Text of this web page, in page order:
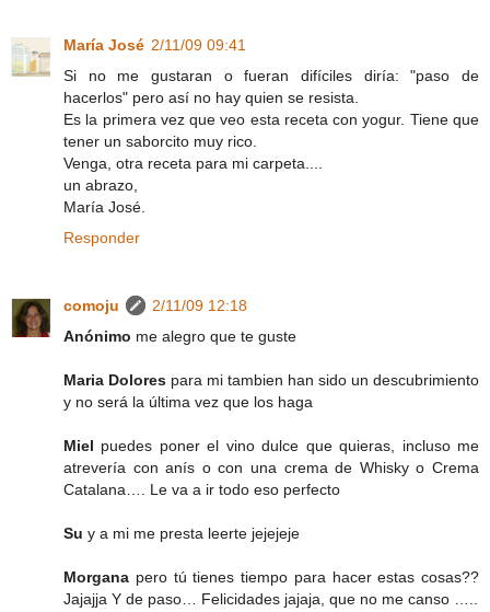
María José 2/11/09 09:41
Si no me gustaran o fueran difíciles diría: "paso de
hacerlos" pero así no hay quien se resista.
Es la primera vez que veo esta receta con yogur. Tiene que
tener un saborcito muy rico.
Venga, otra receta para mi carpeta....
un abrazo,
María José.
Responder
comoju
2/11/09 12:18
Anónimo me alegro que te guste
Maria Dolores para mi tambien han sido un descubrimiento
y no será la última vez que los haga
Miel puedes poner el vino dulce que quieras, incluso me
atrevería con anís o con una crema de Whisky o Crema
Catalana…. Le va a ir todo eso perfecto
Su y a mi me presta leerte jejejeje
Morgana pero tú tienes tiempo para hacer estas cosas??
Jajajja Y de paso… Felicidades jajaja, que no me canso …..